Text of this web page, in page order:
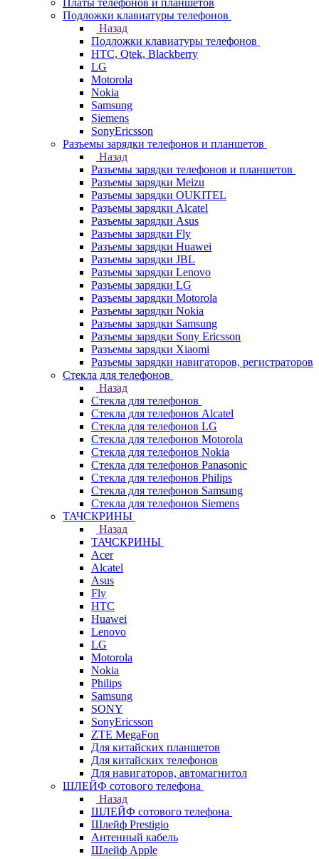
Платы телефонов и планшетов
Подложки клавиатуры телефонов
Назад
Подложки клавиатуры телефонов
HTC, Qtek, Blackberry
LG
Motorola
Nokia
Samsung
Siemens
SonyEricsson
Разъемы зарядки телефонов и планшетов
Назад
Разъемы зарядки телефонов и планшетов
Разъемы зарядки Meizu
Разъемы зарядки OUKITEL
Разъемы зарядки Alcatel
Разъемы зарядки Asus
Разъемы зарядки Fly
Разъемы зарядки Huawei
Разъемы зарядки JBL
Разъемы зарядки Lenovo
Разъемы зарядки LG
Разъемы зарядки Motorola
Разъемы зарядки Nokia
Разъемы зарядки Samsung
Разъемы зарядки Sony Ericsson
Разъемы зарядки Xiaomi
Разъемы зарядки навигаторов, регистраторов
Стекла для телефонов
Назад
Стекла для телефонов
Стекла для телефонов Alcatel
Стекла для телефонов LG
Стекла для телефонов Motorola
Стекла для телефонов Nokia
Стекла для телефонов Panasonic
Стекла для телефонов Philips
Стекла для телефонов Samsung
Стекла для телефонов Siemens
ТАЧСКРИНЫ
Назад
ТАЧСКРИНЫ
Acer
Alcatel
Asus
Fly
HTC
Huawei
Lenovo
LG
Motorola
Nokia
Philips
Samsung
SONY
SonyEricsson
ZTE MegaFon
Для китайских планшетов
Для китайских телефонов
Для навигаторов, автомагнитол
ШЛЕЙФ сотового телефона
Назад
ШЛЕЙФ сотового телефона
Шлейф Prestigio
Антенный кабель
Шлейф Apple